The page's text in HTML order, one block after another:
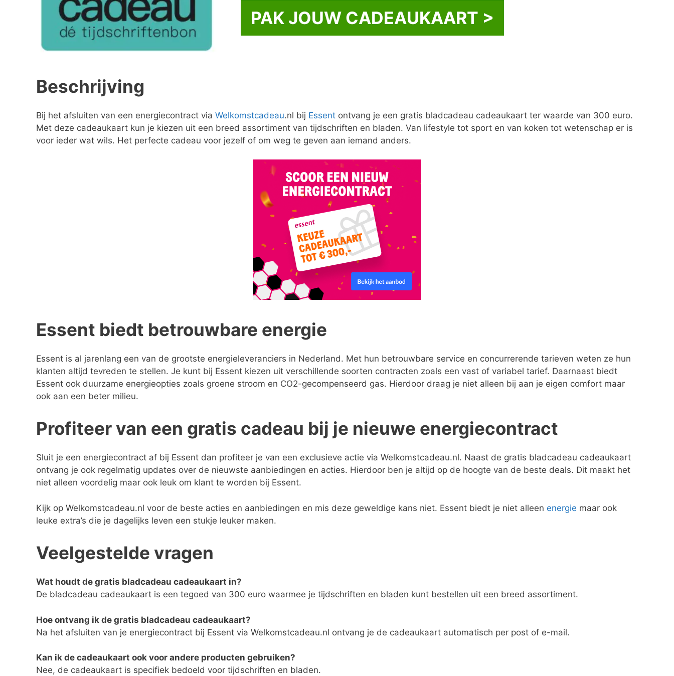
PAK JOUW CADEAUKAART >
Beschrijving
Bij het afsluiten van een energiecontract via Welkomstcadeau.nl bij Essent ontvang je een gratis bladcadeau cadeaukaart ter waarde van 300 euro.
Met deze cadeaukaart kun je kiezen uit een breed assortiment van tijdschriften en bladen. Van lifestyle tot sport en van koken tot wetenschap er is
voor ieder wat wils. Het perfecte cadeau voor jezelf of om weg te geven aan iemand anders.
Essent biedt betrouwbare energie
Essent is al jarenlang een van de grootste energieleveranciers in Nederland. Met hun betrouwbare service en concurrerende tarieven weten ze hun
klanten altijd tevreden te stellen. Je kunt bij Essent kiezen uit verschillende soorten contracten zoals een vast of variabel tarief. Daarnaast biedt
Essent ook duurzame energieopties zoals groene stroom en CO2-gecompenseerd gas. Hierdoor draag je niet alleen bij aan je eigen comfort maar
ook aan een beter milieu.
Profiteer van een gratis cadeau bij je nieuwe energiecontract
Sluit je een energiecontract af bij Essent dan profiteer je van een exclusieve actie via Welkomstcadeau.nl. Naast de gratis bladcadeau cadeaukaart
ontvang je ook regelmatig updates over de nieuwste aanbiedingen en acties. Hierdoor ben je altijd op de hoogte van de beste deals. Dit maakt het
niet alleen voordelig maar ook leuk om klant te worden bij Essent.
Kijk op Welkomstcadeau.nl voor de beste acties en aanbiedingen en mis deze geweldige kans niet. Essent biedt je niet alleen energie maar ook
leuke extra’s die je dagelijks leven een stukje leuker maken.
Veelgestelde vragen
Wat houdt de gratis bladcadeau cadeaukaart in?
De bladcadeau cadeaukaart is een tegoed van 300 euro waarmee je tijdschriften en bladen kunt bestellen uit een breed assortiment.
Hoe ontvang ik de gratis bladcadeau cadeaukaart?
Na het afsluiten van je energiecontract bij Essent via Welkomstcadeau.nl ontvang je de cadeaukaart automatisch per post of e-mail.
Kan ik de cadeaukaart ook voor andere producten gebruiken?
Nee, de cadeaukaart is specifiek bedoeld voor tijdschriften en bladen.